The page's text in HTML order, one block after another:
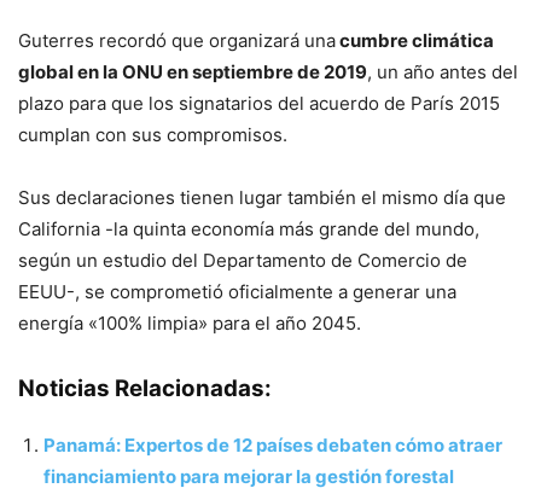
Guterres recordó que organizará unacumbre climática
global en la ONU en septiembre de 2019, un año antes del
plazo para que los signatarios del acuerdo de París 2015
cumplan con sus compromisos.
Sus declaraciones tienen lugar también el mismo día que
California -la quinta economía más grande del mundo,
según un estudio del Departamento de Comercio de
EEUU-, se comprometió oficialmente a generar una
energía «100% limpia» para el año 2045.
Noticias Relacionadas:
Panamá: Expertos de 12 países debaten cómo atraer
financiamiento para mejorar la gestión forestal